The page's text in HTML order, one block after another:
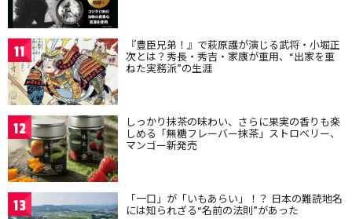
11 『豊臣兄弟！』で萩原護が演じる武将・小堀正
次とは？秀長・秀吉・家康が重用、“出家を重
ねた実務派”の生涯
12 しっかり抹茶の味わい、さらに果実の香りも楽
しめる「無糖フレーバー抹茶」ストロベリー、
マンゴー新発売
13 「一口」が「いもあらい」！？ 日本の難読地名
には知られざる“名前の法則”があった